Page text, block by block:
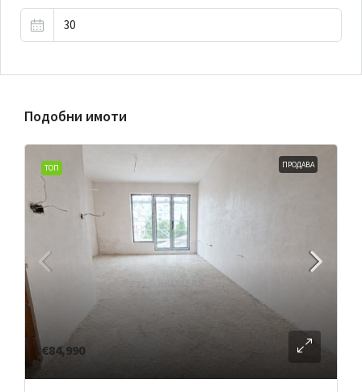
Подобни имоти
ТОП ПРОДАВА
€84,990